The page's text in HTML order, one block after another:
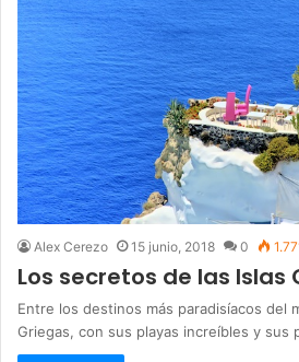
Alex Cerezo 15 junio, 2018 0
Los secretos de las Islas
Entre los destinos más paradisíacos del
Griegas, con sus playas increíbles y sus